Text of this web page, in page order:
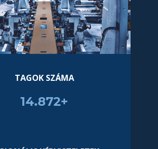
TAGOK SZÁMA
14.985+